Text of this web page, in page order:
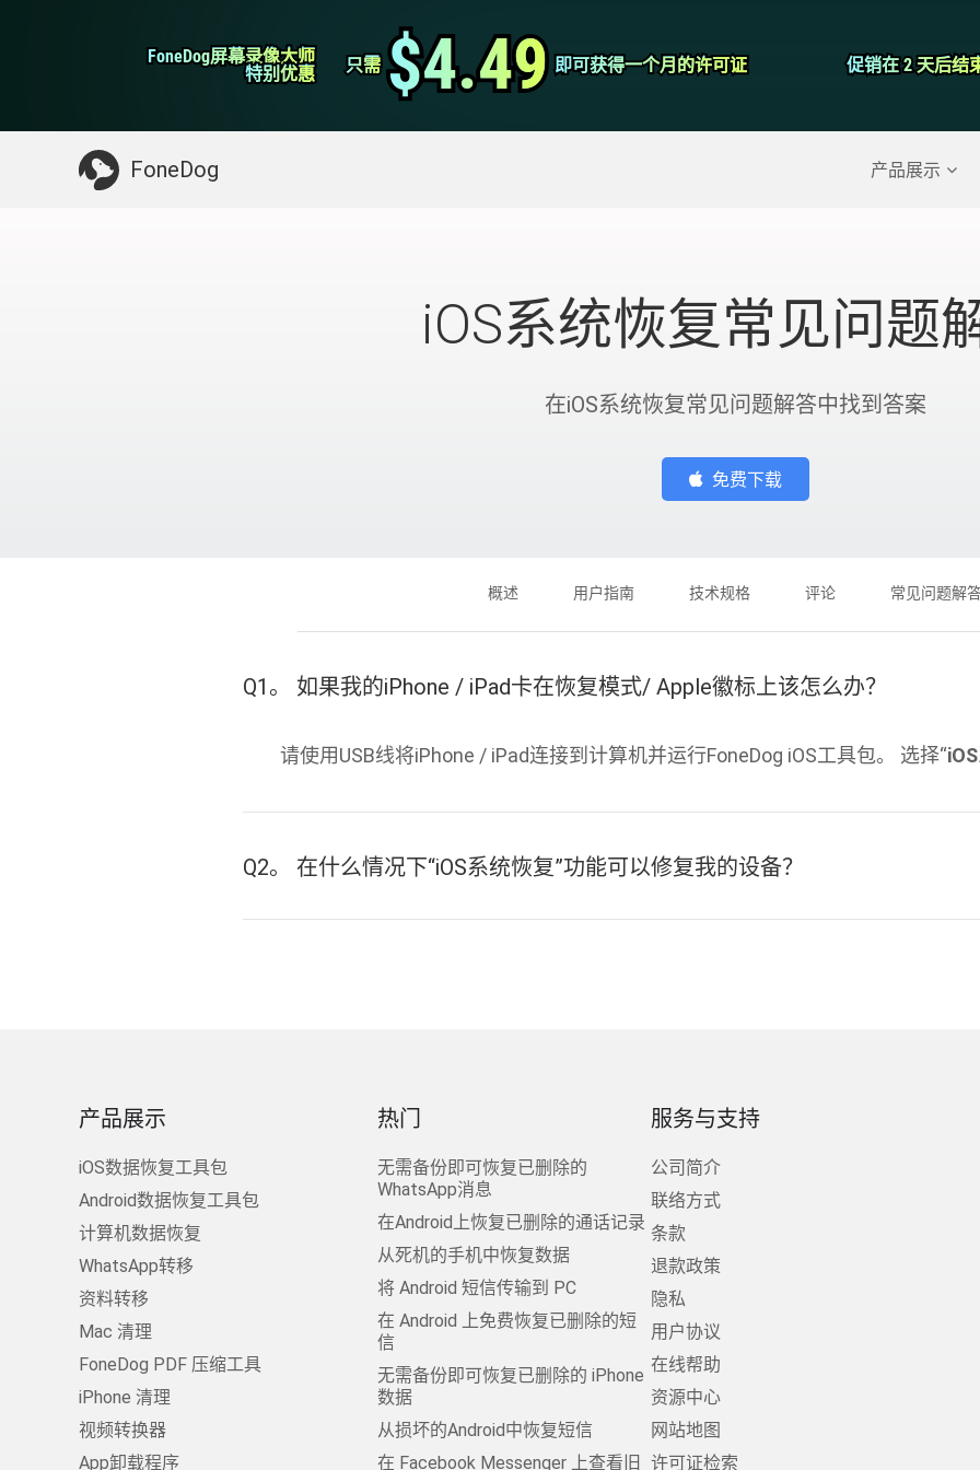
FoneDog屏幕录像大师
FoneDog屏幕录像大师
特别优惠
特别优惠 只需
只需 $4.49
$4.49 即可获得一个月的许可证
即可获得一个月的许可证 促销在 2 天后结
促销在 2 天后结
FoneDog 产品展示
iPhone清理 屏幕录影大师
你可能需要的东西：
iOS系统恢复常见问题
在iOS系统恢复常见问题解答中找到答案
免费下载
概述 用户指南 技术规格 评论 常见问题解
Q1。 如果我的iPhone / iPad卡在恢复模式/ Apple徽标上该怎么办？
请使用USB线将iPhone / iPad连接到计算机并运行FoneDog iOS工具包。 选择“
Q2。 在什么情况下“iOS系统恢复”功能可以修复我的设备？
产品展示
iOS数据恢复工具包
Android数据恢复工具包
计算机数据恢复
WhatsApp转移
资料转移
Mac 清理
FoneDog PDF 压缩工具
iPhone 清理
视频转换器
App卸载程序
热门
无需备份即可恢复已删除的
WhatsApp消息
在Android上恢复已删除的通话记录
从死机的手机中恢复数据
将 Android 短信传输到 PC
在 Android 上免费恢复已删除的短
信
无需备份即可恢复已删除的 iPhone
数据
从损坏的Android中恢复短信
在 Facebook Messenger 上查看旧
服务与支持
公司简介
联络方式
条款
退款政策
隐私
用户协议
在线帮助
资源中心
网站地图
许可证检索